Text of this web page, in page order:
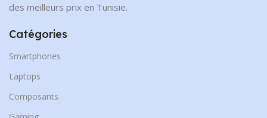
des meilleurs prix en Tunisie.
Catégories
Smartphones
Laptops
Composants